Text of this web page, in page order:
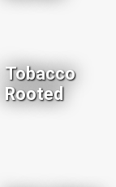
Tobacco
Rooted